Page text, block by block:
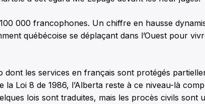
000 francophones. Un chiffre en hausse
québécoise se déplaçant dans l’Ouest pour
dont les services en français sont protégés
la Loi 8 de 1986, l’Alberta reste à ce niveau-là
lois sont traduites, mais les procès civils sont